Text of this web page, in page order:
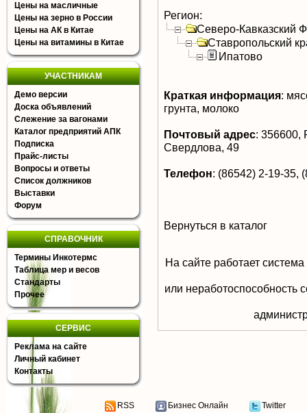
Цены на масличные
Цены на зерно в России
Цены на АК в Китае
Цены на витамины в Китае
УЧАСТНИКАМ
Демо версии
Доска объявлений
Слежение за вагонами
Каталог предприятий АПК
Подписка
Прайс-листы
Вопросы и ответы
Список должников
Выставки
Форум
СПРАВОЧНИК
Термины Инкотермс
Таблица мер и весов
Стандарты
Прочее
СЕРВИС
Реклама на сайте
Личный кабинет
Контакты
Регион:
Северо-Кавказский
Ставропольский
Ипатово
Краткая информация:
грунта, молоко
Почтовый адрес: 356600,
Свердлова, 49
Телефон: (86542) 2-19-35,
Вернуться в каталог
На сайте работает
или неработоспособность
RSS Бизнес Онлайн Twitter